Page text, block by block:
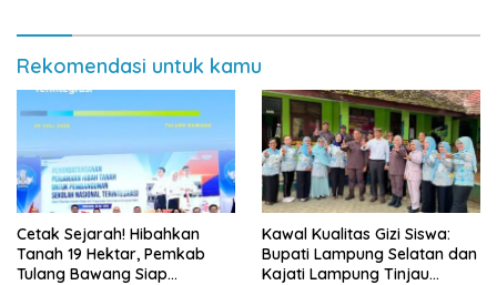
Rekomendasi untuk kamu
Cetak Sejarah! Hibahkan
Tanah 19 Hektar, Pemkab
Tulang Bawang Siap
Kawal Kualitas Gizi Siswa:
Bupati Lampung Selatan dan
Kajati Lampung Tinjau